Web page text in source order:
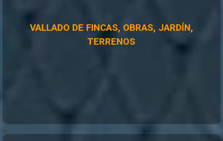
VALLADO DE FINCAS, OBRAS, JARDÍN,
TERRENOS